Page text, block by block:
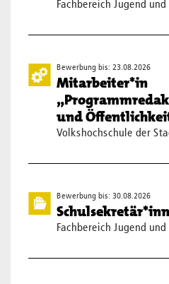
Fachbereich Jugend und
Bewerbung bis: 23.08.2026
Mitarbeiter*in
und
Volkshochschule der
Bewerbung bis: 30.08.2026
Fachbereich Jugend und